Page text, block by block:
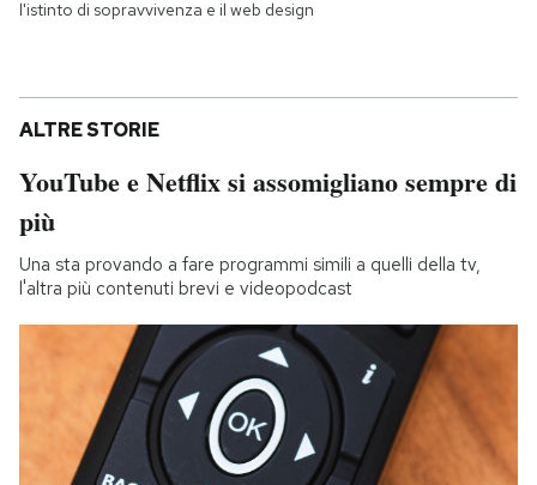
l'istinto di sopravvivenza e il web design
ALTRE STORIE
YouTube e Netflix si assomigliano sempre di
più
Una sta provando a fare programmi simili a quelli della tv,
l'altra più contenuti brevi e videopodcast